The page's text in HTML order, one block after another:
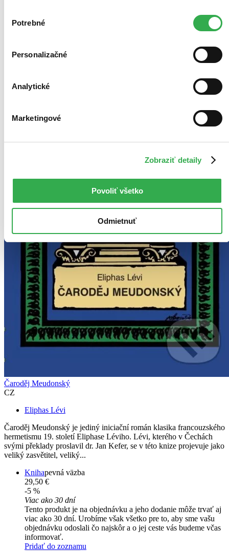
keby sme mohli používať všetky tieto cookies. Ďakujeme!
súhlasu
Potrebné
Personalizačné
Analytické
Marketingové
Zobraziť detaily
Povoliť všetko
Odmietnuť
Použité filtre
Čaroděj Meudonský
CZ
Eliphas Lévi
Čaroděj Meudonský je jediný iniciační román klasika francouzského
hermetismu 19. století Eliphase Léviho. Lévi, kterého v Čechách
svými překlady proslavil dr. Jan Kefer, se v této knize projevuje jako
veliký zasvětitel, veliký...
Knihapevná väzba
29,50 €
-5 %
Viac ako 30 dní
Tento produkt je na objednávku a jeho dodanie môže trvať aj
viac ako 30 dní. Urobíme však všetko pre to, aby sme vašu
objednávku odoslali čo najskôr a o jej ceste vás budeme včas
informovať.
Pridať do zoznamu